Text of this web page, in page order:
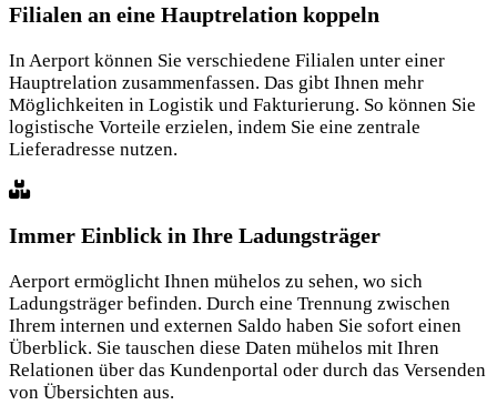
Filialen an eine Hauptrelation koppeln
In Aerport können Sie verschiedene Filialen unter einer
Hauptrelation zusammenfassen. Das gibt Ihnen mehr
Möglichkeiten in Logistik und Fakturierung. So können Sie
logistische Vorteile erzielen, indem Sie eine zentrale
Lieferadresse nutzen.
Immer Einblick in Ihre Ladungsträger
Aerport ermöglicht Ihnen mühelos zu sehen, wo sich
Ladungsträger befinden. Durch eine Trennung zwischen
Ihrem internen und externen Saldo haben Sie sofort einen
Überblick. Sie tauschen diese Daten mühelos mit Ihren
Relationen über das Kundenportal oder durch das Versenden
von Übersichten aus.